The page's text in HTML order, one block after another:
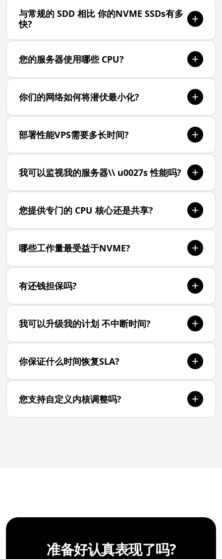
储协议。 与传统的 SATA SSDS不同, NVMe 驱动器通
过 PCIe 公交车直接连接到CPU, 消除瓶颈, 并交付最
启动时间、 更快的数据库查询和抓取程序性能 。
与常规的 SDD 相比 你的NVME SSDs有多
快?
+
写速达3,000 MB/s。传统的 SATA SDS 最多能达到50
务器反应能力 。
您的服务器使用哪些 CPU? +
的 Intel Xeon 处理器。 这些企业级的 CPU 以硬件虚
是共享时间切片 。
你们的网络如何将潜伏最小化? +
溢价第1级网络供应商。 我们直接和主要的ISP和内
性、低延迟的连通性。
部署性能VPS需要多长时间? +
备就绪。 我们的自动供给系统会立即分配 NVME 存
登录证书 。
我可以监视我的服务器\\ u0027s 性能吗? +
I/O 和网络流量进行实时监测。您可以查看历史图
您提供专门的 CPU 核心还是共享? +
心 。 与共享主机不同, 在共享主机中, CPU 时间由许
的性能 。
哪些工作量最受益于NVME? +
MongoDB)、电子商务平台、高流量网站、CI/CD管
NVME\\u0027s的上等IOPS和低等长期性。
有还钱担保吗? +
我们的表现在前7天内达到您的期望,请联系支持全额
我可以升级我的计划 不中断时间? +
RAM 升级在短暂重新启动后生效( 通常在30秒以内 )
你保证什么时间恢复SLA? +
的支持。我们的基础设施使用多余的电力供应、
您支持自定义内核调整吗? +
准备好认真表现了吗?